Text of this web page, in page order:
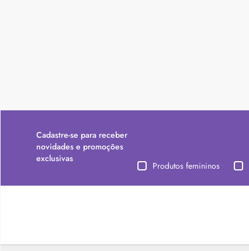
Cadastre-se para receber
novidades e promoções
exclusivas
Produtos femininos